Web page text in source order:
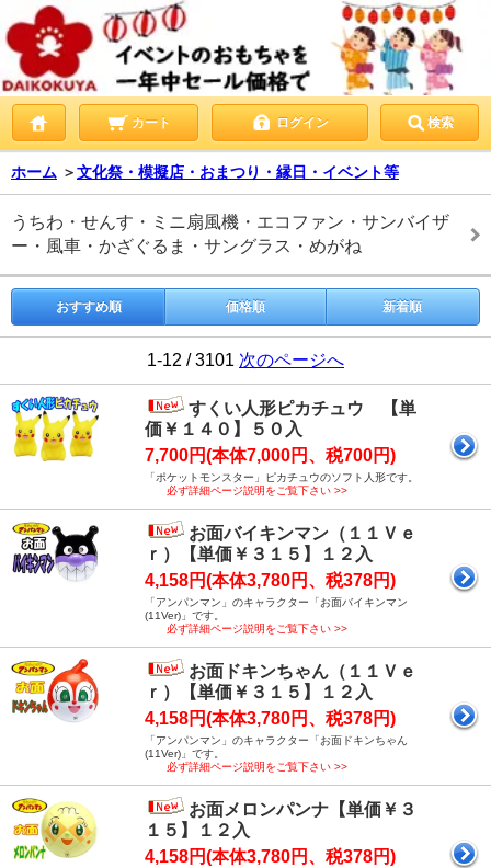
カート ログイン 検索
ホーム ＞文化祭・模擬店・おまつり・縁日・イベント等
うちわ・せんす・ミニ扇風機・エコファン・サンバイザ
ー・風車・かざぐるま・サングラス・めがね
おすすめ順 価格順 新着順
1-12 / 3101 次のページへ
すくい人形ピカチュウ 【単
価￥１４０】５０入
7,700円(本体7,000円、税700円)
「ポケットモンスター」ピカチュウのソフト人形です。
必ず詳細ページ説明をご覧下さい >>
お面バイキンマン（１１Ｖｅ
ｒ）【単価￥３１５】１２入
4,158円(本体3,780円、税378円)
「アンパンマン」のキャラクター「お面バイキンマン
(11Ver)」です。
必ず詳細ページ説明をご覧下さい >>
お面ドキンちゃん（１１Ｖｅ
ｒ）【単価￥３１５】１２入
4,158円(本体3,780円、税378円)
「アンパンマン」のキャラクター「お面ドキンちゃん
(11Ver)」です。
必ず詳細ページ説明をご覧下さい >>
お面メロンパンナ【単価￥３
１５】１２入
4,158円(本体3,780円、税378円)